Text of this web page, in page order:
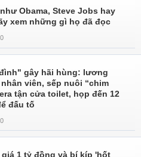
Obama, Steve Jobs hay
xem những gì họ đã đọc
gây hãi hùng: lương
viên, sếp nuôi “chim
tận cửa toilet, họp đến 12
đấu tố
1 tỷ đồng và bí kíp 'hốt